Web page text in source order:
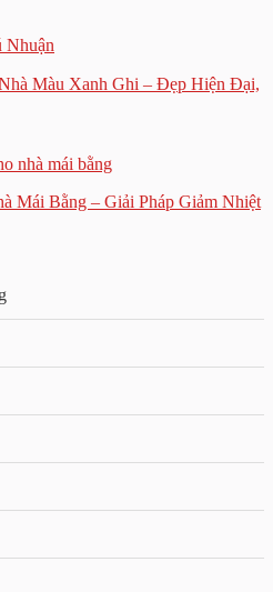
Màu Xanh Ghi – Đẹp Hiện Đại,
Mái Bằng – Giải Pháp Giảm Nhiệt